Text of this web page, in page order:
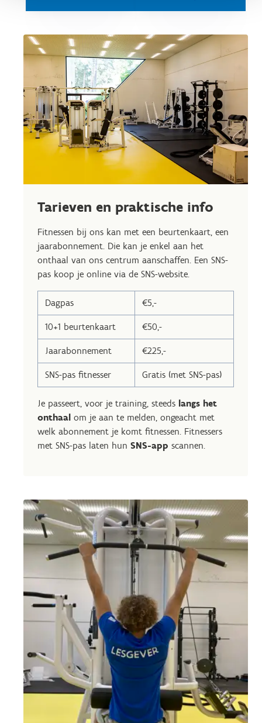
Tarieven en praktische info
Fitnessen bij ons kan met een beurtenkaart, een
jaarabonnement. Die kan je enkel aan het
onthaal van ons centrum aanschaffen. Een SNS-
pas koop je online via de SNS-website.
Dagpas €5,-
10+1 beurtenkaart €50,-
Jaarabonnement €225,-
SNS-pas fitnesser Gratis (met SNS-pas)
Je passeert, voor je training, steeds langs het
onthaal om je aan te melden, ongeacht met
welk abonnement je komt fitnessen. Fitnessers
met SNS-pas laten hun SNS-app scannen.